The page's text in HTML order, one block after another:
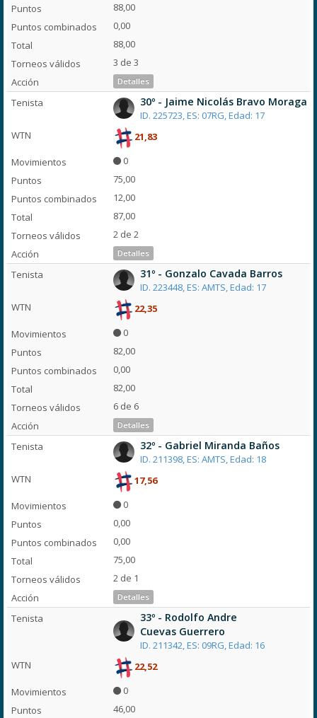
88,00
0,00
88,00
3 de 3
Detalles
30º - Jaime Nicolás Bravo Moraga
ID. 225723, ES: 07RG, Edad: 17
21,83
0
75,00
12,00
87,00
2 de 2
Detalles
31º - Gonzalo Cavada Barros
ID. 223448, ES: AMTS, Edad: 17
22,35
0
82,00
0,00
82,00
6 de 6
Detalles
32º - Gabriel Miranda Baños
ID. 211398, ES: AMTS, Edad: 18
17,56
0
0,00
0,00
75,00
2 de 1
Detalles
33º - Rodolfo Andre
Cuevas Guerrero
ID. 211342, ES: 09RG, Edad: 16
22,52
0
46,00